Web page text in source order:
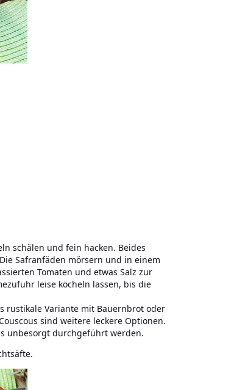
schälen und fein hacken. Beides
Safranfäden mörsern und in einem
Tomaten und etwas Salz zur
leise köcheln lassen, bis die
rustikale Variante mit Bauernbrot oder
sind weitere leckere Optionen.
unbesorgt durchgeführt werden.